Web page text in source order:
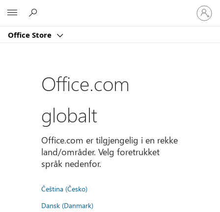
Office Store
Logg
på
kontoen
Office.com
globalt
Office.com er tilgjengelig i en rekke
land/områder. Velg foretrukket
språk nedenfor.
Čeština (Česko)
Dansk (Danmark)